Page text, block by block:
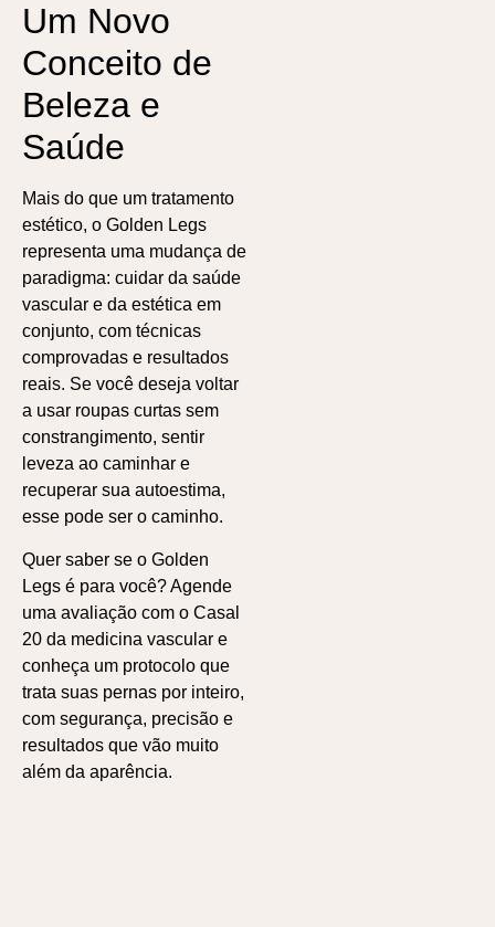
Um Novo
Conceito de
Beleza e
Saúde
Mais do que um tratamento
estético, o Golden Legs
representa uma mudança de
paradigma: cuidar da saúde
vascular e da estética em
conjunto, com técnicas
comprovadas e resultados
reais. Se você deseja voltar
a usar roupas curtas sem
constrangimento, sentir
leveza ao caminhar e
recuperar sua autoestima,
esse pode ser o caminho.
Quer saber se o Golden
Legs é para você? Agende
uma avaliação com o Casal
20 da medicina vascular e
conheça um protocolo que
trata suas pernas por inteiro,
com segurança, precisão e
resultados que vão muito
além da aparência.